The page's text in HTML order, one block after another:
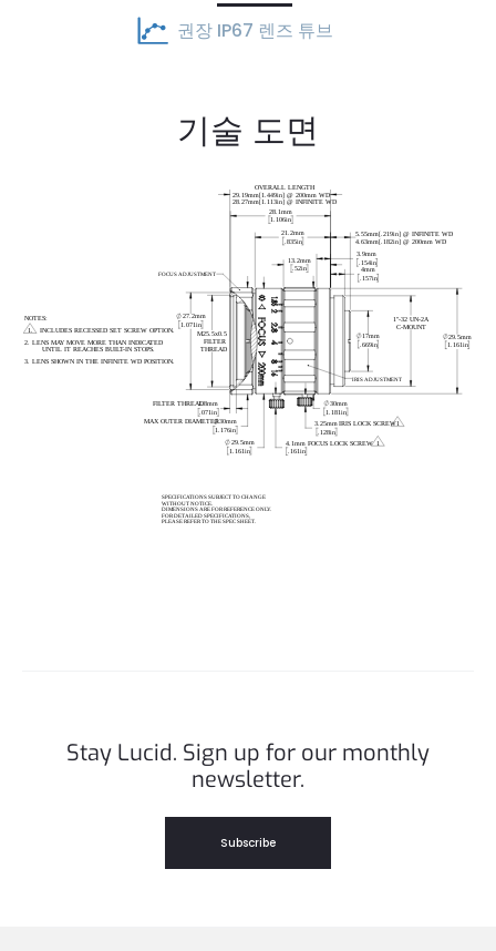
권장 IP67 렌즈 튜브
기술 도면
Stay Lucid. Sign up for our monthly
newsletter.
Subscribe